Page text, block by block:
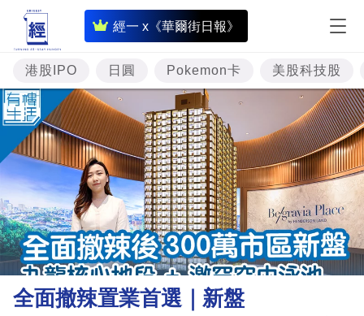
經一 x《華爾街日報》
即
時
財
經
專
題
投
資
樓
市
理
財
港股IPO 日圓 Pokemon卡 美股科技股
全面撤辣置業首選｜新盤